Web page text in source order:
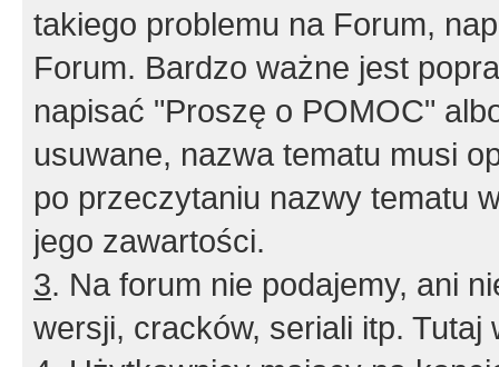
takiego problemu na Forum,
Forum. Bardzo ważne jest
napisać "Proszę o POMOC"
usuwane, nazwa tematu musi
po przeczytaniu nazwy tematu
jego zawartości.
3. Na forum nie podajemy, ani
wersji, cracków, seriali itp. Tutaj